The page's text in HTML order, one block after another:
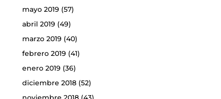
mayo 2019 (57)
abril 2019 (49)
marzo 2019 (40)
febrero 2019 (41)
enero 2019 (36)
diciembre 2018(52)